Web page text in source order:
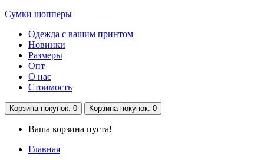
Сумки шопперы
Одежда с вашим принтом
Новинки
Размеры
Опт
О нас
Стоимость
Корзинапокупок: 0 Корзинапокупок: 0
Ваша корзина пуста!
Главная